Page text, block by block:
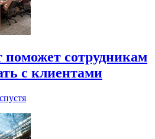
поможет сотрудникам
с клиентами